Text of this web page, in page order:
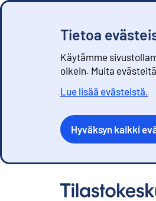
Tietoa
Käytämme
oikein. Muita
Lue lisää evästeistä.
Hyväksyn kaikki